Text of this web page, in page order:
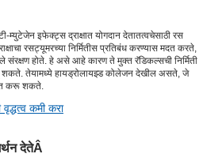
इफेक्ट्स द्राक्षात योगदान देतातत्वचेसाठी रस
रसट्यूमरच्या निर्मितीस प्रतिबंध करण्यास मदत करते,
संरक्षण होते. हे असे आहे कारण ते मुक्त रॅडिकल्सची निर्मिती
शकते. तेयामध्ये हायड्रोलायझ्ड कोलेजन देखील असते, जे
करू शकते.
कमी करा
देतेÂ